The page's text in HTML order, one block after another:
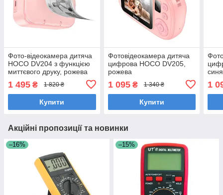
Фото-відеокамера дитяча
HOCO DV204 з функцією
миттєвого друку, рожева
1 495 ₴ 1 820 ₴
Купити
Фотовідеокамера дитяча
цифрова HOCO DV205,
рожева
1 095₴ 1 340 ₴
Купити
синя
1
Акційні пропозиції та новинки
–16% –15%